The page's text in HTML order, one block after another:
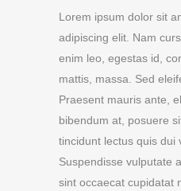
Lorem ipsum dolor sit
adipiscing elit. Nam
enim leo, egestas id,
mattis, massa. Sed
Praesent mauris ante,
bibendum at, posuere
tincidunt lectus quis dui
Suspendisse vulputate
sint occaecat cupidatat